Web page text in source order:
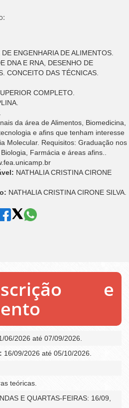
ENGENHARIA DE ALIMENTOS.
DNA E RNA, DESENHO DE
CONCEITO DAS TÉCNICAS.
COMPLETO.
da área de Alimentos, Biomedicina,
e afins que tenham interesse
Molecular. Requisitos: Graduação nos
Farmácia e áreas afins..
NATHALIA CRISTINA CIRONE
NATHALIA CRISTINA CIRONE SILVA.
e
06/2026 até 07/09/2026.
16/09/2026 até 05/10/2026.
teóricas.
E QUARTAS-FEIRAS: 16/09,